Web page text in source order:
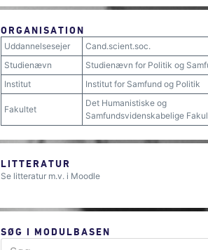
ORGANISATION
Uddannelsesejer
Cand.scient.soc.
Studienævn
Studienævn for Politik og
Institut
Institut for Samfund og Politik
Fakultet
Det Humanistiske og
Samfundsvidenskabelige
LITTERATUR
Se litteratur m.v. i Moodle
SØG I MODULBASEN